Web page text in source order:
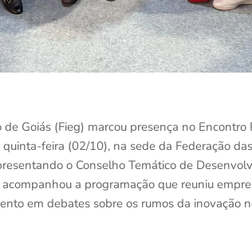
Goiás (Fieg) marcou presença no
feira (02/10), na sede da Federação
o Conselho Temático de
a programação que reuniu
em debates sobre os rumos da inovação